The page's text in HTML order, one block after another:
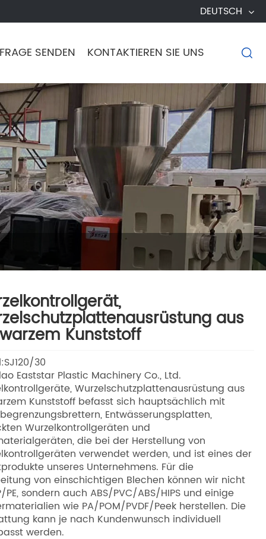
DEUTSCH
SENDEN KONTAKTIEREN SIE UNS 
aus
Kunststoff
30
Eaststar Plastic Machinery Co., Ltd.
Wurzelschutzplattenausrüstung aus
Kunststoff befasst sich hauptsächlich mit
Entwässerungsplatten,
Wurzelkontrollgeräten und
die bei der Herstellung von
verwendet werden, und ist eines der
unseres Unternehmens. Für die
von einschichtigen Blechen können wir nicht
PE, sondern auch ABS/PVC/ABS/HIPS und einige
wie PA/POM/PVDF/Peek herstellen. Die
kann je nach Kundenwunsch individuell
werden.